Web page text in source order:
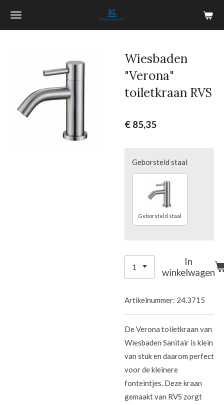
Ga
Wiesbaden
"Verona"
toiletkraan RVS
€ 85,35
Geborsteld staal
Geborsteld staal
In
winkelwagen
Artikelnummer: 24.3715
De Verona toiletkraan van
Wiesbaden Sanitair is klein
van stuk en daarom perfect
voor de kleinere
fonteintjes. Deze kraan
gemaakt van RVS zorgt